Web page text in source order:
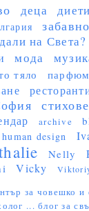
деца диети
забавно
на Света?
мода
тяло
стихове
archive
human design
Nelly
Vicky
за човешко и
...блог за